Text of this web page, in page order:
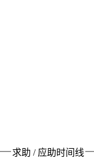
求助 / 应助时间线